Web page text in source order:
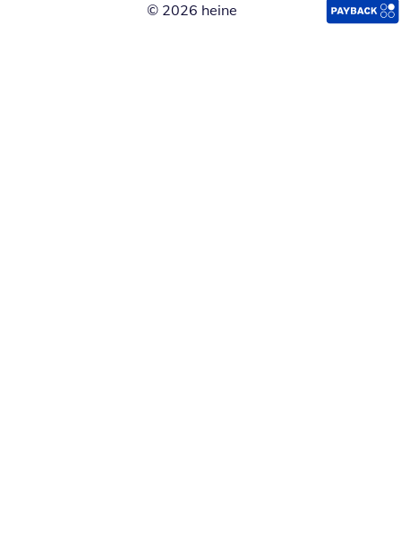
© 2026 heine